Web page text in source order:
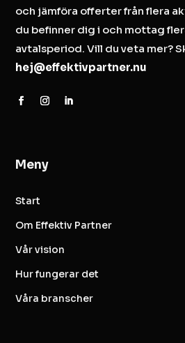
och jämföra offerter från flera
du befinner dig i och mottag
avtalsperiod. Vill du veta mer?
hej@effektivpartner.nu
Meny
Start
Om Effektiv Partner
Vår vision
Hur fungerar det
Våra branscher